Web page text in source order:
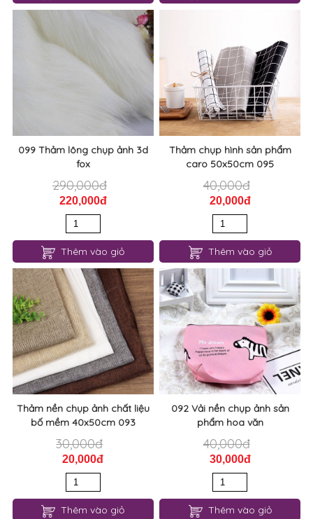
099 Thảm lông chụp ảnh 3d
fox
290,000đ
220,000đ
Thêm vào giỏ
Thảm chụp hình sản phẩm
caro 50x50cm 095
40,000đ
20,000đ
Thêm vào giỏ
Thảm nền chụp ảnh chất liệu
bố mềm 40x50cm 093
30,000đ
20,000đ
Thêm vào giỏ
092 Vải nền chụp ảnh sản
phẩm hoa văn
40,000đ
30,000đ
Thêm vào giỏ